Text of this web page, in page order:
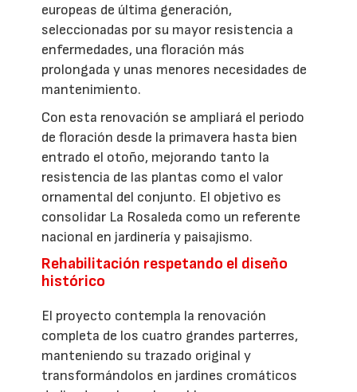
europeas de última generación,
seleccionadas por su mayor resistencia a
enfermedades, una floración más
prolongada y unas menores necesidades de
mantenimiento.
Con esta renovación se ampliará el periodo
de floración desde la primavera hasta bien
entrado el otoño, mejorando tanto la
resistencia de las plantas como el valor
ornamental del conjunto. El objetivo es
consolidar La Rosaleda como un referente
nacional en jardinería y paisajismo.
Rehabilitación respetando el diseño
histórico
El proyecto contempla la renovación
completa de los cuatro grandes parterres,
manteniendo su trazado original y
transformándolos en jardines cromáticos